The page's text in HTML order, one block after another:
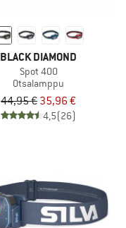
BLACK DIAMOND
Spot 400
Otsalamppu
44,95 € 35,96 €
4,5(26)